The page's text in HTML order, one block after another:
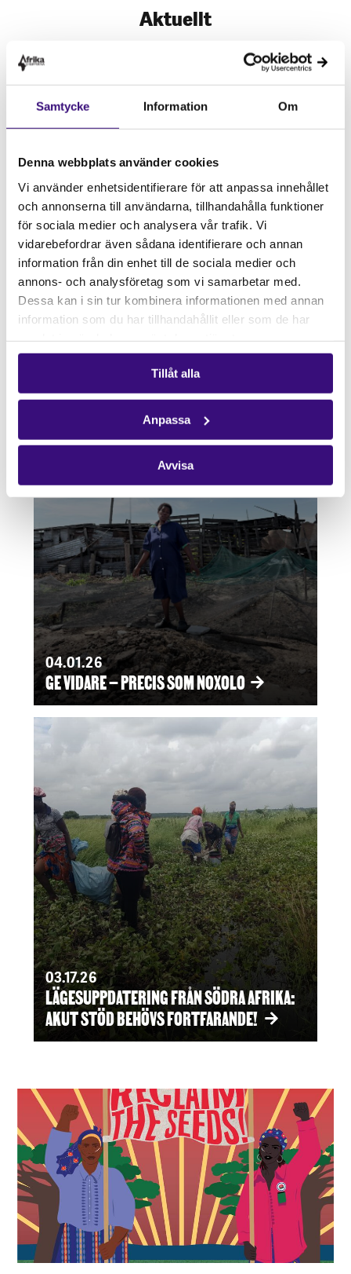
Samtycke Information Om
Denna webbplats använder cookies
Vi använder enhetsidentifierare för att anpassa innehållet
och annonserna till användarna, tillhandahålla funktioner
för sociala medier och analysera vår trafik. Vi
vidarebefordrar även sådana identifierare och annan
information från din enhet till de sociala medier och
annons- och analysföretag som vi samarbetar med.
Dessa kan i sin tur kombinera informationen med annan
information som du har tillhandahållit eller som de har
Tillåt alla
Anpassa
Avvisa
Aktuellt
04.07.26
VARJE BONDE ÄR EN BONDE: ETT
SEMINARIUM OM AGROEKOLOGI
04.01.26
GE VIDARE – PRECIS SOM NOXOLO
03.17.26
LÄGESUPPDATERING FRÅN SÖDRA AFRIKA:
AKUT STÖD BEHÖVS FORTFARANDE!